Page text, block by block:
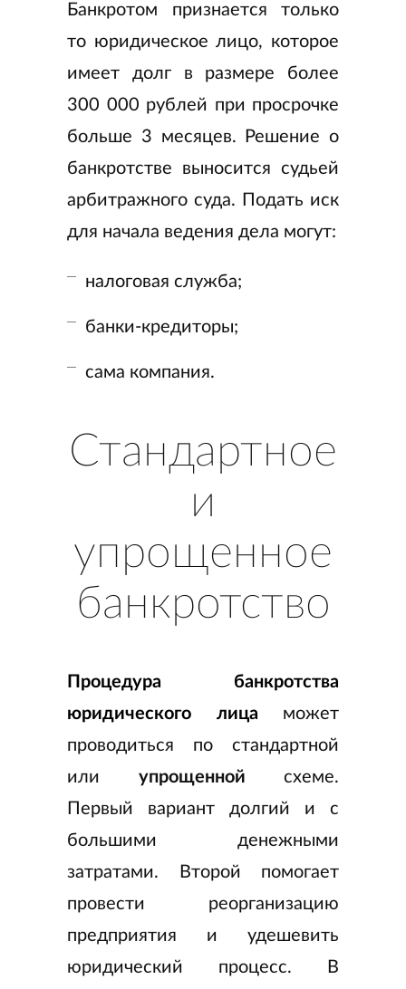
Банкротом признается только
то юридическое лицо, которое
имеет долг в размере более
300 000 рублей при просрочке
больше 3 месяцев. Решение о
банкротстве выносится судьей
арбитражного суда. Подать иск
для начала ведения дела могут:
налоговая служба;
банки-кредиторы;
сама компания.
Стандартное
и
упрощенное
банкротство
Процедура банкротства
юридического лица может
проводиться по стандартной
или упрощенной схеме.
Первый вариант долгий и с
большими денежными
затратами. Второй помогает
провести реорганизацию
предприятия и удешевить
юридический процесс. В